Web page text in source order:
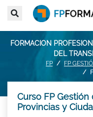
FORMACION
DEL
FP
FP
Curso FP
Provincias y